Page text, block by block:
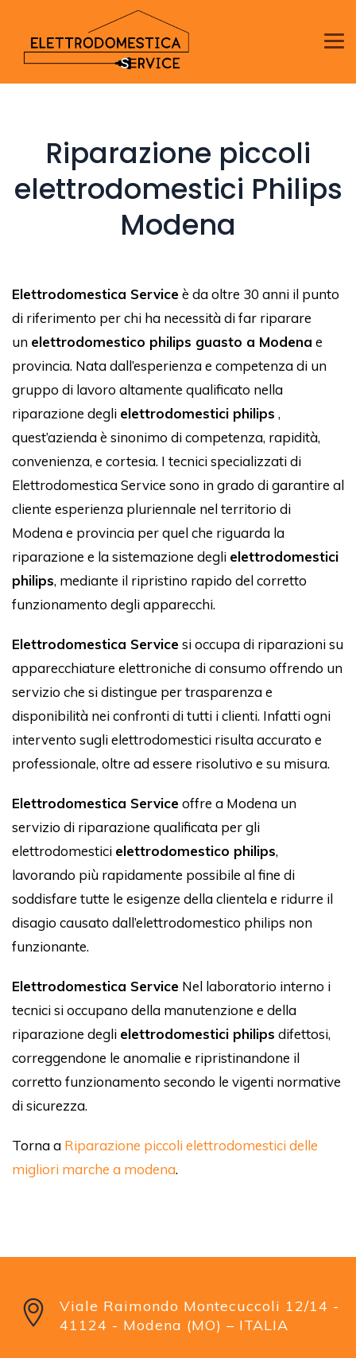
Riparazione piccoli
elettrodomestici Philips
Modena
Elettrodomestica Serviceè da oltre 30 anni il punto
di riferimento per chi ha necessità di far riparare
un elettrodomestico philips guasto a Modena e
provincia. Nata dall’esperienza e competenza di un
gruppo di lavoro altamente qualificato nella
riparazione degli elettrodomestici philips ,
quest’azienda è sinonimo di competenza, rapidità,
convenienza, e cortesia. I tecnici specializzati di
Elettrodomestica Service sono in grado di garantire al
cliente esperienza pluriennale nel territorio di
Modena e provincia per quel che riguarda la
riparazione e la sistemazione degli elettrodomestici
philips, mediante il ripristino rapido del corretto
funzionamento degli apparecchi.
Elettrodomestica Servicesi occupa di riparazioni su
apparecchiature elettroniche di consumo offrendo un
servizio che si distingue per trasparenza e
disponibilità nei confronti di tutti i clienti. Infatti ogni
intervento sugli elettrodomestici risulta accurato e
professionale, oltre ad essere risolutivo e su misura.
Elettrodomestica Serviceoffre a Modena un
servizio di riparazione qualificata per gli
elettrodomestici elettrodomestico philips,
lavorando più rapidamente possibile al fine di
soddisfare tutte le esigenze della clientela e ridurre il
disagio causato dall’elettrodomestico philips non
funzionante.
Elettrodomestica Service Nel laboratorio interno i
tecnici si occupano della manutenzione e della
riparazione degli elettrodomestici philips difettosi,
correggendone le anomalie e ripristinandone il
corretto funzionamento secondo le vigenti normative
di sicurezza.
Torna a Riparazione piccoli elettrodomestici delle
migliori marche a modena.
Viale Raimondo Montecuccoli 12/14 -
41124 - Modena (MO) – ITALIA